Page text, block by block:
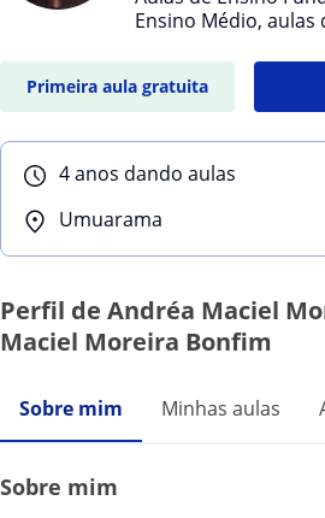
Maciel
Moreira
Bonfim
Ensino Médio, aulas
Primeira aula gratuita
4 anos dando aulas
Umuarama
Perfil de Andréa Maciel
Maciel Moreira Bonfim
Sobre mim Minhas aulas
Sobre mim